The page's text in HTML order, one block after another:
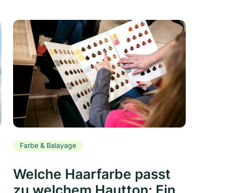
Farbe & Balayage
Welche Haarfarbe passt